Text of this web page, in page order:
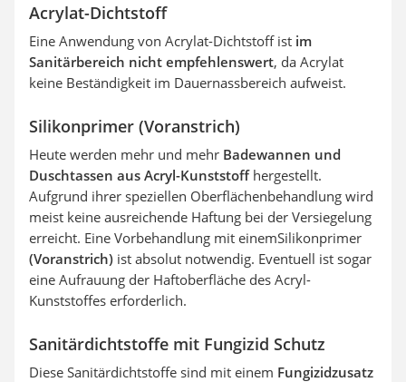
Acrylat-Dichtstoff
Eine Anwendung von Acrylat-Dichtstoff ist im
Sanitärbereich nicht empfehlenswert, da Acrylat
keine Beständigkeit im Dauernassbereich aufweist.
Silikonprimer (Voranstrich)
Heute werden mehr und mehr Badewannen und
Duschtassen aus Acryl-Kunststoffhergestellt.
Aufgrund ihrer speziellen Oberflächenbehandlung wird
meist keine ausreichende Haftung bei der Versiegelung
erreicht. Eine Vorbehandlung mit einemSilikonprimer
(Voranstrich) ist absolut notwendig. Eventuell ist sogar
eine Aufrauung der Haftoberfläche des Acryl-
Kunststoffes erforderlich.
Sanitärdichtstoffe mit Fungizid Schutz
Diese Sanitärdichtstoffe sind mit einem Fungizidzusatz